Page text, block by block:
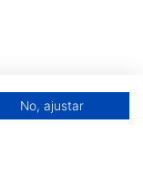
No, ajustar